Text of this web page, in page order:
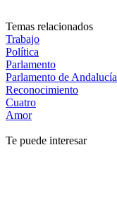
Temas relacionados
Trabajo
Política
Parlamento
Parlamento de Andalucía
Reconocimiento
Cuatro
Amor
Te puede interesar